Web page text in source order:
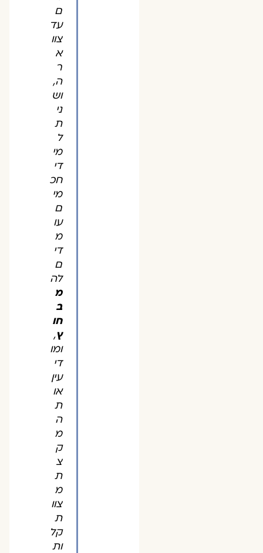
ם
עד
צוו
א
ר
ה,
וש
ני
ת
ל
מי
די
חכ
מי
ם
עו
מ
די
ם
לה
מ
ב
חו
ץ,
ומו
די
עין
או
ת
ה
מ
ק
צ
ת
מ
צוו
ת
קל
ות